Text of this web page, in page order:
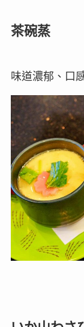
茶碗蒸
味道濃郁、口